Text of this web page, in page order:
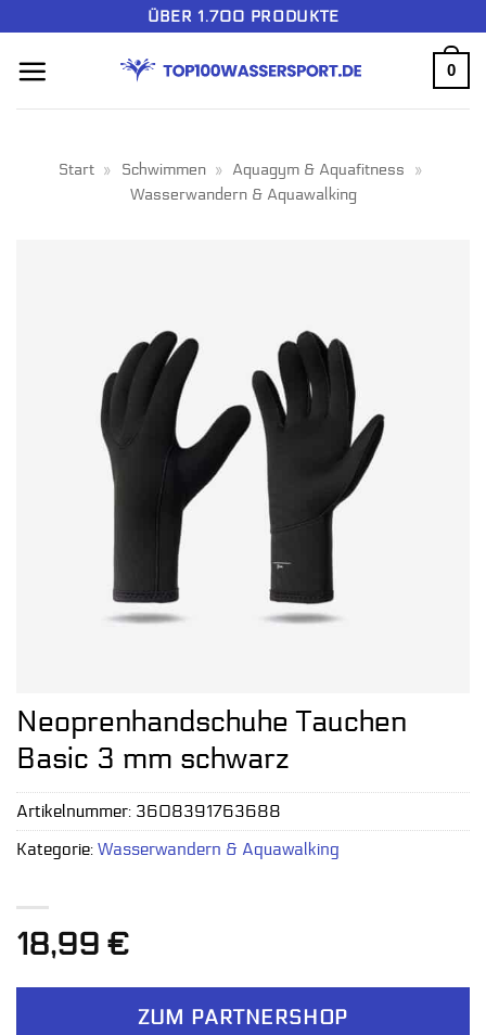
springen
ÜBER 1.700 PRODUKTE
0
Start » Schwimmen » Aquagym & Aquafitness
»
Wasserwandern & Aquawalking
Neoprenhandschuhe Tauchen
Basic 3 mm schwarz
18,99 €
ZUM PARTNERSHOP
Artikelnummer: 3608391763688
Kategorie: Wasserwandern & Aquawalking